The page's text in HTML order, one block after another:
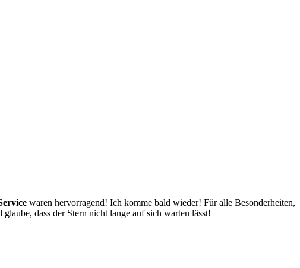
waren hervorragend! Ich komme bald wieder! Für alle Besonderheiten,
dass der Stern nicht lange auf sich warten lässt!